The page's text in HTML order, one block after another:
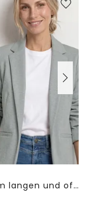
Blazer im langen und offenen Schnitt